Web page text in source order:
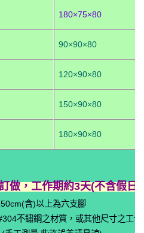
180×75×80
90×90×80
120×90×80
150×90×80
180×90×80
做，工作期約3天(不含假日)
含)以上為六支腳
不鏽鋼之材質，或其他尺寸之工作